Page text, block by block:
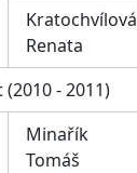
Kratochvílová
Renata
(2010 - 2011)
Minařík
Tomáš